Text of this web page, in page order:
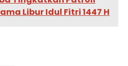
Libur Idul Fitri 1447 H